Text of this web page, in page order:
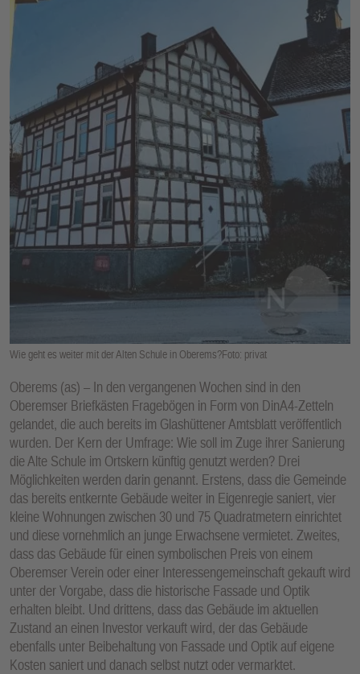
Wie geht es weiter mit der Alten Schule in Oberems?Foto: privat
Oberems (as) – In den vergangenen Wochen sind in den
Oberemser Briefkästen Fragebögen in Form von DinA4-Zetteln
gelandet, die auch bereits im Glashüttener Amtsblatt veröffentlich
wurden. Der Kern der Umfrage: Wie soll im Zuge ihrer Sanierung
die Alte Schule im Ortskern künftig genutzt werden? Drei
Möglichkeiten werden darin genannt. Erstens, dass die Gemeinde
das bereits entkernte Gebäude weiter in Eigenregie saniert, vier
kleine Wohnungen zwischen 30 und 75 Quadratmetern einrichtet
und diese vornehmlich an junge Erwachsene vermietet. Zweites,
dass das Gebäude für einen symbolischen Preis von einem
Oberemser Verein oder einer Interessengemeinschaft gekauft wird
unter der Vorgabe, dass die historische Fassade und Optik
erhalten bleibt. Und drittens, dass das Gebäude im aktuellen
Zustand an einen Investor verkauft wird, der das Gebäude
ebenfalls unter Beibehaltung von Fassade und Optik auf eigene
Kosten saniert und danach selbst nutzt oder vermarktet.